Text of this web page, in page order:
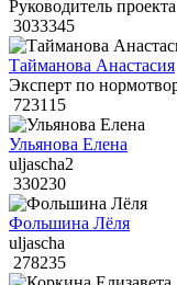
Руководитель проекта
3033345
Тайманова Анастасия
Эксперт по
723115
Ульянова Елена
uljascha2
330230
Фольшина Лёля
uljascha
278235